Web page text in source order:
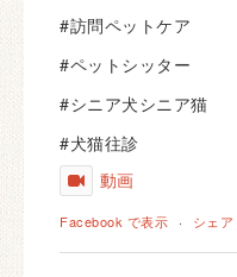
#訪問ペットケア
#ペットシッター
#シニア犬シニア猫
#犬猫往診
動画
Facebook で表示 · シェア